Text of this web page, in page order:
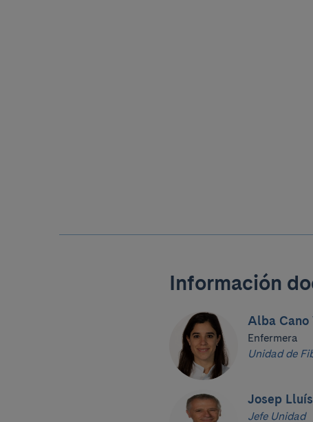
Información
Alba Cano
Enfermera
Unidad de
Josep
Jefe Unidad